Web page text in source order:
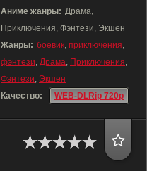
Аниме жанры: Драма,
Приключения, Фэнтези, Экшен
Жанры: боевик, приключения,
фэнтези, Драма, Приключения,
Фэнтези, Экшен
Качество:
WEB-DLRip 720p